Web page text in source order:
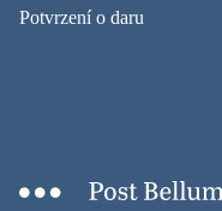
Potvrzení o daru